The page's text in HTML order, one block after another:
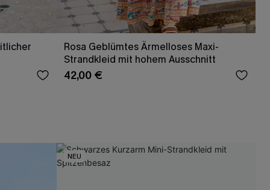
Rosa Geblümtes Ärmelloses Maxi-
Strandkleid mit hohem Ausschnitt
42,00 €
NEU